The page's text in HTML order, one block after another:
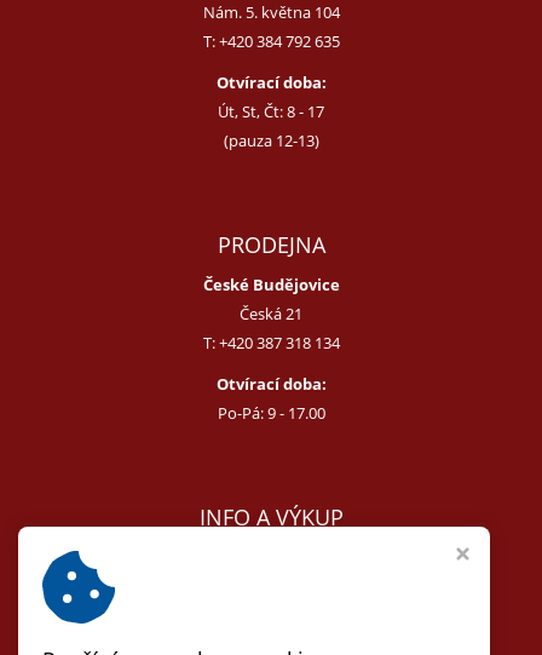
Nám. 5. května 104
T:+420 384 792 635
Otvírací doba:
Út, St, Čt: 8 - 17
(pauza 12-13)
PRODEJNA
České Budějovice
Česká 21
T:+420 387 318 134
Otvírací doba:
Po-Pá: 9 - 17.00
INFO A VÝKUP